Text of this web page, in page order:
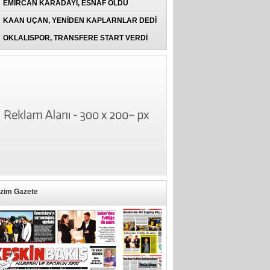
EMİRCAN KARADAYI, ESNAF OLDU
KAAN UÇAN, YENİDEN KAPLARNLAR DEDİ
OKLALISPOR, TRANSFERE START VERDİ
Gazete